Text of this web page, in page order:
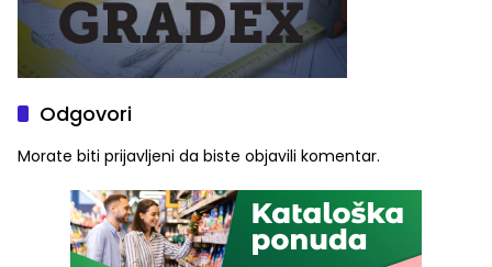
Odgovori
Morate biti prijavljeni da biste objavili komentar.